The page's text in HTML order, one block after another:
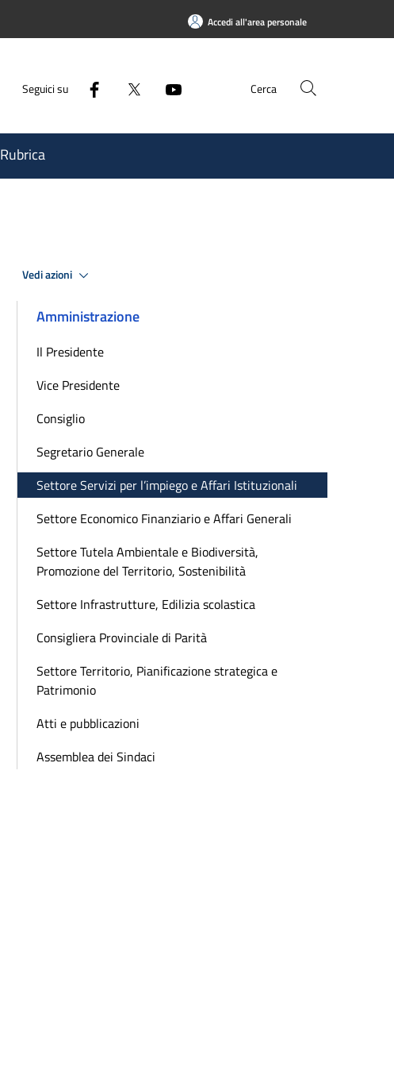
Accedi all'area personale
Seguici su Cerca
Rubrica
Vedi azioni
Amministrazione
Il Presidente
Vice Presidente
Consiglio
Segretario Generale
Settore Servizi per l’impiego e Affari Istituzionali
Settore Economico Finanziario e Affari Generali
Settore Tutela Ambientale e Biodiversità,
Promozione del Territorio, Sostenibilità
Settore Infrastrutture, Edilizia scolastica
Consigliera Provinciale di Parità
Settore Territorio, Pianificazione strategica e
Patrimonio
Atti e pubblicazioni
Assemblea dei Sindaci